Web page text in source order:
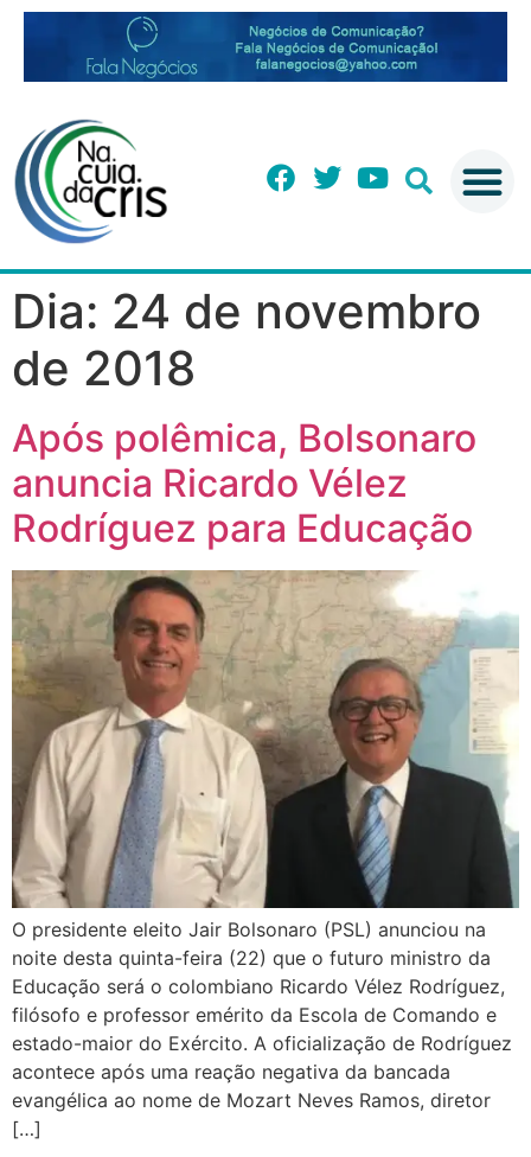
Dia: 24 de novembro
de 2018
Após polêmica, Bolsonaro
anuncia Ricardo Vélez
Rodríguez para Educação
O presidente eleito Jair Bolsonaro (PSL) anunciou na
noite desta quinta-feira (22) que o futuro ministro da
Educação será o colombiano Ricardo Vélez Rodríguez,
filósofo e professor emérito da Escola de Comando e
estado-maior do Exército. A oficialização de Rodríguez
acontece após uma reação negativa da bancada
evangélica ao nome de Mozart Neves Ramos, diretor
[…]